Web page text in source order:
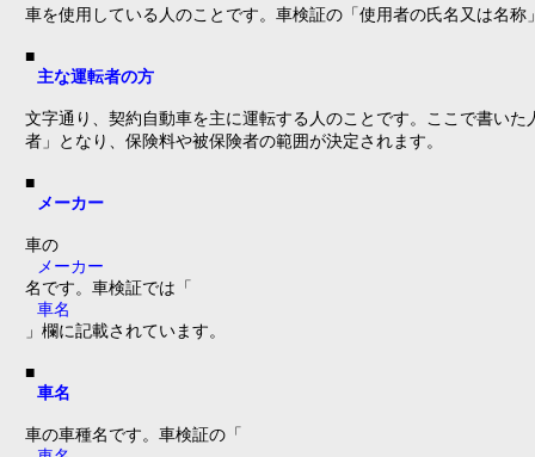
車を使用している人のことです。車検証の「使用者の氏名又は名称
■
主な運転者の方
文字通り、契約自動車を主に運転する人のことです。ここで書い
者」となり、保険料や被保険者の範囲が決定されます。
■
メーカー
車の
メーカー
名です。車検証では「
車名
」欄に記載されています。
■
車名
車の車種名です。車検証の「